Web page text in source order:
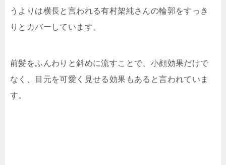
うよりは横長と言われる有村架純さんの輪郭をすっき
りとカバーしています。
前髪をふんわりと斜めに流すことで、小顔効果だけで
なく、目元を可愛く見せる効果もあると言われていま
す。